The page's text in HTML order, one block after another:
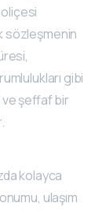
sözleşmenin
gibi
ve şeffaf bir
kolayca
ulaşım